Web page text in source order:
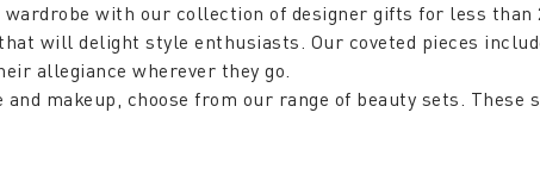
with our collection of designer gifts for less
will delight style enthusiasts. Our coveted pieces
allegiance wherever they go.
makeup, choose from our range of beauty sets.
lovers, our decorative accessories are perfect.